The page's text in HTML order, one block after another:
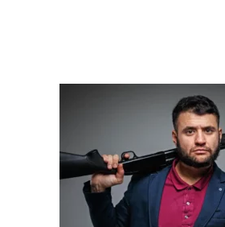
Crítica
Agora